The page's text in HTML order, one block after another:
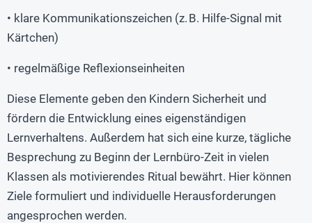
• klare Kommunikationszeichen (z. B. Hilfe-Signal mit
Kärtchen)
• regelmäßige Reflexionseinheiten
Diese Elemente geben den Kindern Sicherheit und
fördern die Entwicklung eines eigenständigen
Lernverhaltens. Außerdem hat sich eine kurze, tägliche
Besprechung zu Beginn der Lernbüro-Zeit in vielen
Klassen als motivierendes Ritual bewährt. Hier können
Ziele formuliert und individuelle Herausforderungen
angesprochen werden.